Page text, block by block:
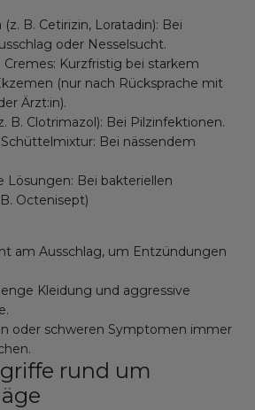
B. Cetirizin, Loratadin): Bei
oder Nesselsucht.
Kurzfristig bei starkem
(nur nach Rücksprache mit
Ärzt:in).
B. Clotrimazol): Bei Pilzinfektionen.
Bei nässendem
Lösungen: Bei bakteriellen
Octenisept)
am Ausschlag, um Entzündungen
Kleidung und aggressive
oder schweren Symptomen immer
rund um